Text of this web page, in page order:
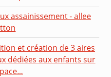
assainissement - allee
et création de 3 aires
dédiées aux enfants sur